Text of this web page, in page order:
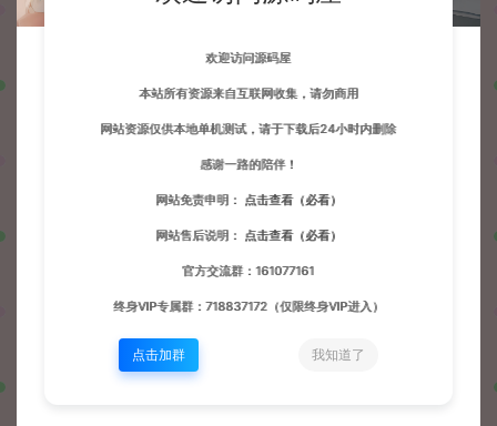
欢迎访问源码屋
本站所有资源来自互联网收集，请勿商用
网站资源仅供本地单机测试，请于下载后24小时内删除
感谢一路的陪伴！
网站免责申明： 点击查看（必看）
网站售后说明： 点击查看（必看）
官方交流群：161077161
终身VIP专属群：718837172（仅限终身VIP进入）
点击加群 我知道了